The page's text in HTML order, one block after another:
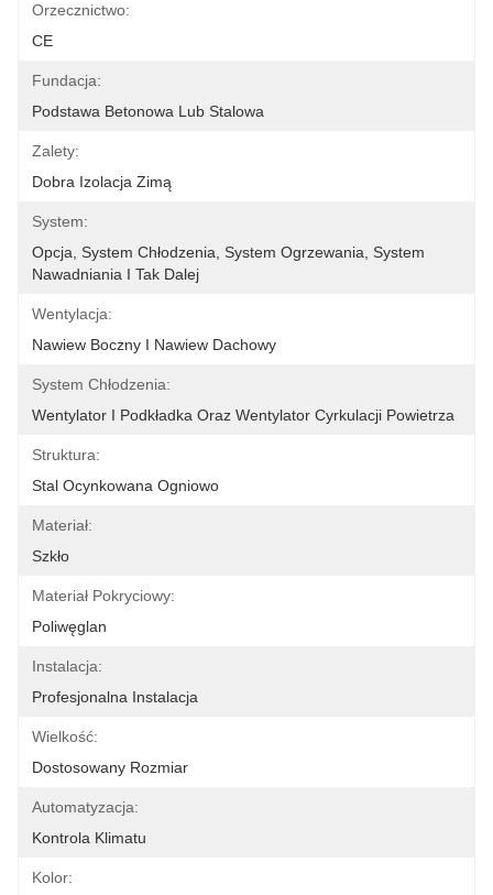
Orzecznictwo:
CE
Fundacja:
Podstawa Betonowa Lub Stalowa
Zalety:
Dobra Izolacja Zimą
System:
Opcja, System Chłodzenia, System Ogrzewania, System
Nawadniania I Tak Dalej
Wentylacja:
Nawiew Boczny I Nawiew Dachowy
System Chłodzenia:
Wentylator I Podkładka Oraz Wentylator Cyrkulacji Powietrza
Struktura:
Stal Ocynkowana Ogniowo
Materiał:
Szkło
Materiał Pokryciowy:
Poliwęglan
Instalacja:
Profesjonalna Instalacja
Wielkość:
Dostosowany Rozmiar
Automatyzacja:
Kontrola Klimatu
Kolor: